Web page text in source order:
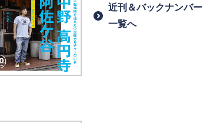
近刊＆バックナンバー
一覧へ